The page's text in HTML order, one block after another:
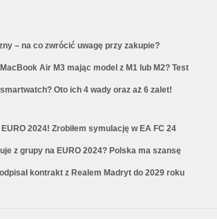
– na co zwrócić uwagę przy zakupie?
Air M3 mając model z M1 lub M2? Test
Oto ich 4 wady oraz aż 6 zalet!
2024! Zrobiłem symulację w EA FC 24
z grupy na EURO 2024? Polska ma szansę
kontrakt z Realem Madryt do 2029 roku